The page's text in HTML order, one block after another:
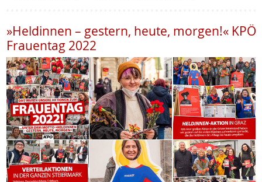
»Heldinnen – gestern, heute, morgen!« KPÖ
Frauentag 2022